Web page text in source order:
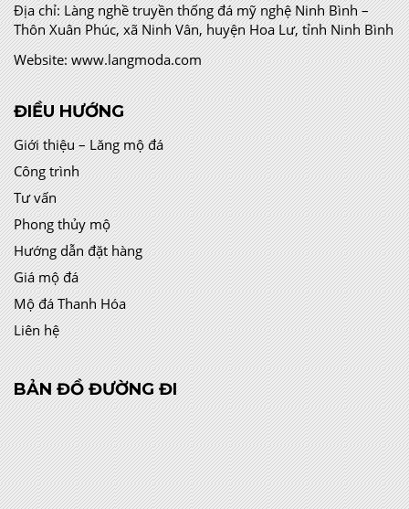
Địa chỉ:Làng nghề truyền thống đá mỹ nghệ Ninh Bình –
Thôn Xuân Phúc, xã Ninh Vân, huyện Hoa Lư, tỉnh Ninh Bình
Website: www.langmoda.com
ĐIỀU HƯỚNG
Giới thiệu – Lăng mộ đá
Công trình
Tư vấn
Phong thủy mộ
Hướng dẫn đặt hàng
Giá mộ đá
Mộ đá Thanh Hóa
Liên hệ
BẢN ĐỒ ĐƯỜNG ĐI